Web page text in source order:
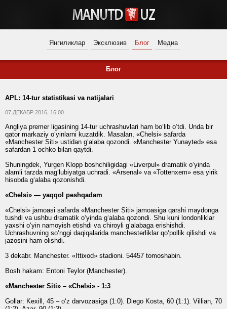
Янгиликлар Эксклюзив Блог Медиа
Блог
APL: 14-tur statistikasi va natijalari
07 ДЕКАБР 2016, 16:00
Angliya premer ligasining 14-tur uchrashuvlari ham bo‘lib o‘tdi. Unda bir
qator markaziy o‘yinlarni kuzatdik. Masalan, «Chelsi» safarda
«Manchester Siti» ustidan g‘alaba qozondi. «Manchester Yunayted» esa
safardan 1 ochko bilan qaytdi.
Shuningdek, Yurgen Klopp boshchiligidagi «Liverpul» dramatik o‘yinda
alamli tarzda mag‘lubiyatga uchradi. «Arsenal» va «Tottenxem» esa yirik
hisobda g‘alaba qozonishdi.
«Chelsi» — yaqqol peshqadam
«Chelsi» jamoasi safarda «Manchester Siti» jamoasiga qarshi maydonga
tushdi va ushbu dramatik o‘yinda g‘alaba qozondi. Shu kuni londonliklar
yaxshi o‘yin namoyish etishdi va chiroyli g‘alabaga erishishdi.
Uchrashuvning so‘nggi daqiqalarida manchesterliklar qo‘pollik qilishdi va
jazosini ham olishdi.
3 dekabr. Manchester. «Ittixod» stadioni. 54457 tomoshabin.
Bosh hakam: Entoni Teylor (Manchester).
«Manchester Siti» – «Chelsi» - 1:3
Gollar: Kexill, 45 – o‘z darvozasiga (1:0). Diego Kosta, 60 (1:1). Villian, 70